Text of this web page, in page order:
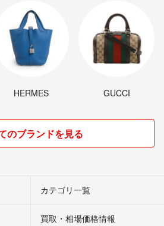
HERMES GUCCI
のブランドを見る
カテゴリ一覧
買取・相場価格情報